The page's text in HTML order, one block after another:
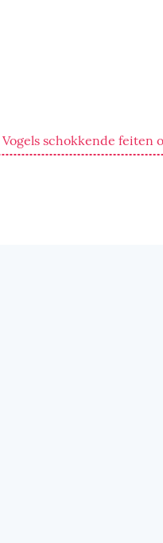
schokkende feiten